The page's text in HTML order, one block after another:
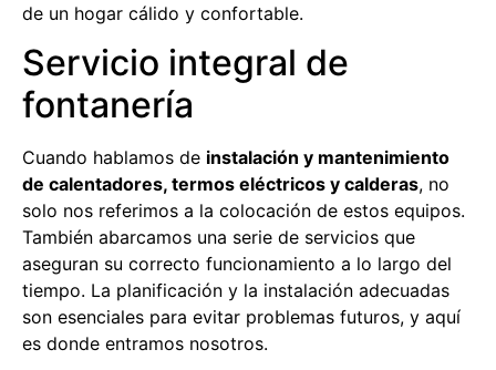
de un hogar cálido y confortable.
Servicio integral de
fontanería
Cuando hablamos de instalación y mantenimiento
de calentadores, termos eléctricos y calderas, no
solo nos referimos a la colocación de estos equipos.
También abarcamos una serie de servicios que
aseguran su correcto funcionamiento a lo largo del
tiempo. La planificación y la instalación adecuadas
son esenciales para evitar problemas futuros, y aquí
es donde entramos nosotros.